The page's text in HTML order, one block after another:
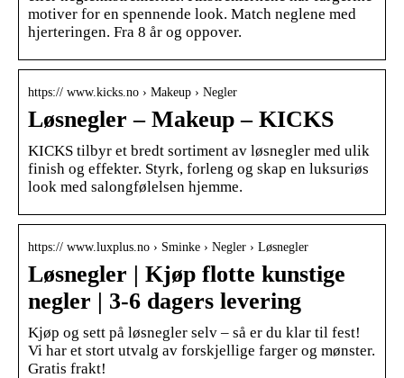
motiver for en spennende look. Match neglene med
hjerteringen. Fra 8 år og oppover.
https:// www.kicks.no › Makeup › Negler
Løsnegler – Makeup – KICKS
KICKS tilbyr et bredt sortiment av løsnegler med ulik
finish og effekter. Styrk, forleng og skap en luksuriøs
look med salongfølelsen hjemme.
https:// www.luxplus.no › Sminke › Negler › Løsnegler
Løsnegler | Kjøp flotte kunstige
negler | 3-6 dagers levering
Kjøp og sett på løsnegler selv – så er du klar til fest!
Vi har et stort utvalg av forskjellige farger og mønster.
Gratis frakt!